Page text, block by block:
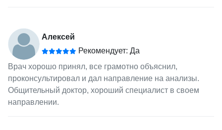
Алексей
Рекомендует: Да
Врач хорошо принял, все грамотно объяснил,
проконсультировал и дал направление на анализы.
Общительный доктор, хороший специалист в своем
направлении.